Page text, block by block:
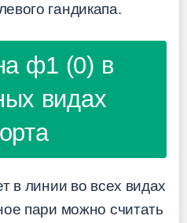
гандикапа.
ф1 (0) в
видах
в линии во всех видах
пари можно считать